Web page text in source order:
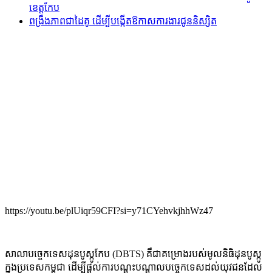
ខេត្តកែប
ពង្រឹងភាពជាដៃគូ ដើម្បីបង្កើតឱកាសការងារជូននិស្សិត
https://youtu.be/plUiqr59CFI?si=y71CYehvkjhhWz47
សាលាបច្ចេកទេសដុនបូស្កូកែប (DBTS) គឺជាគម្រោងរបស់មូលនិធិដុនបូស្កូ
ក្នុងប្រទេសកម្ពុជា ដើម្បីផ្តល់ការបណ្តុះបណ្តាលបច្ចេកទេសដល់យុវជនដែល